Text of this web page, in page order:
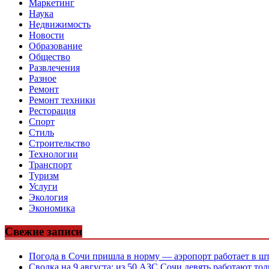
Маркетинг
Наука
Недвижимость
Новости
Образование
Общество
Развлечения
Разное
Ремонт
Ремонт техники
Ресторация
Спорт
Стиль
Строительство
Технологии
Транспорт
Туризм
Услуги
Экология
Экономика
Свежие записи
Погода в Сочи пришла в норму — аэропорт работает в
Сводка на 9 августа: из 50 АЗС Сочи девять работают